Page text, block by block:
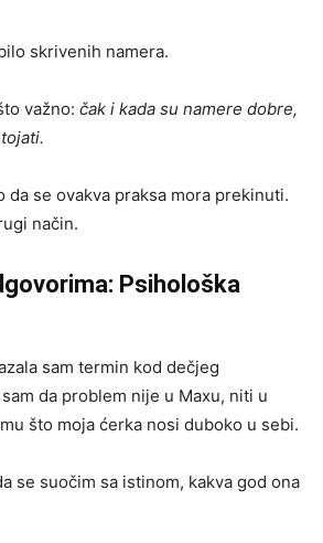
skrivenih namera.
važno: čak i kada su namere dobre,
da se ovakva praksa mora prekinuti.
način.
Psihološka
sam termin kod dečjeg
da problem nije u Maxu, niti u
što moja ćerka nosi duboko u sebi.
se suočim sa istinom, kakva god ona